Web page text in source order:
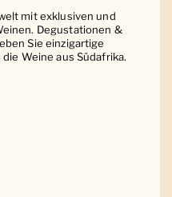
mit exklusiven und
Degustationen &
Sie einzigartige
Weine aus Südafrika.